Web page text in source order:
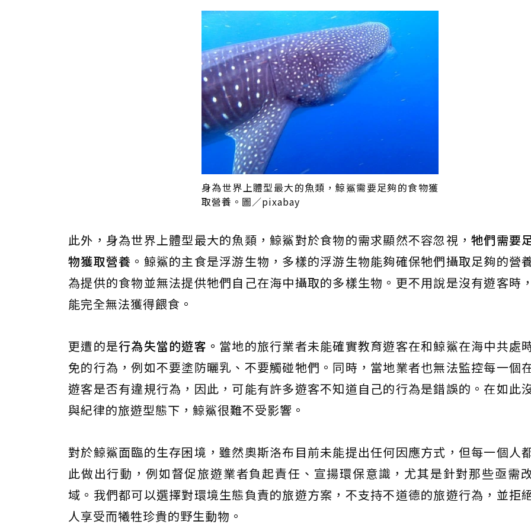
身為世界上體型最大的魚類，鯨鯊需要足夠的食物獲
取營養。圖／pixabay
此外，身為世界上體型最大的魚類，鯨鯊對於食物的需求顯然不容忽視，牠們需要
物獲取營養 。鯨鯊的主食是浮游生物，多樣的浮游生物能夠確保牠們攝取足夠的營
為提供的食物並無法提供牠們自己在海中攝取的多樣生物。更不用說是沒有遊客時
能完全無法獲得餵食。
更遭的是行為失當的遊客。 當地的旅行業者未能確實教育遊客在和鯨鯊在海中共處
免的行為，例如不要塗防曬乳、不要觸碰牠們。同時，當地業者也無法監控每一個
遊客是否有違規行為，因此，可能有許多遊客不知道自己的行為是錯誤的。在如此
與紀律的旅遊型態下，鯨鯊很難不受影響。
對於鯨鯊面臨的生存困境，雖然奧斯洛布目前未能提出任何因應方式，但每一個人
此做出行動，例如督促旅遊業者負起責任、宣揚環保意識，尤其是針對那些亟需
域。我們都可以選擇對環境生態負責的旅遊方案，不支持不道德的旅遊行為，並拒
人享受而犧牲珍貴的野生動物。